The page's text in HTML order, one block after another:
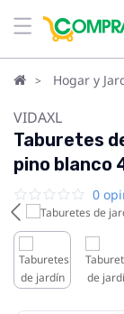
Hogar y
VIDAXL
Taburetes
pino blanco
0